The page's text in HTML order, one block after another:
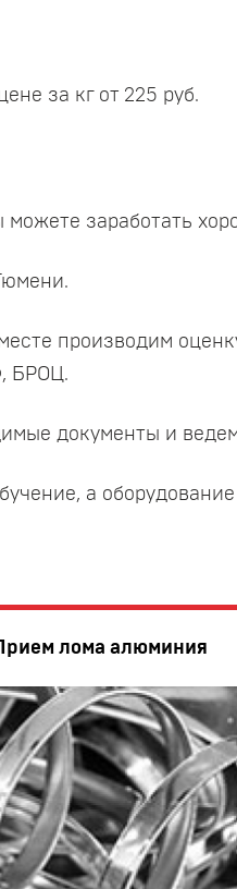
за кг от 225 руб.
заработать
производим
БРОЦ.
документы и
а
лома алюминия